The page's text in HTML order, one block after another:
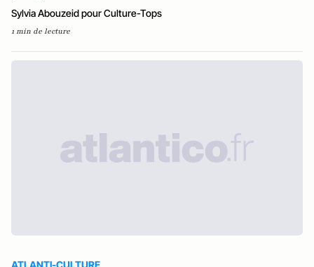
Sylvia Abouzeid pour Culture-Tops
1 min de lecture
ATLANTI-CULTURE